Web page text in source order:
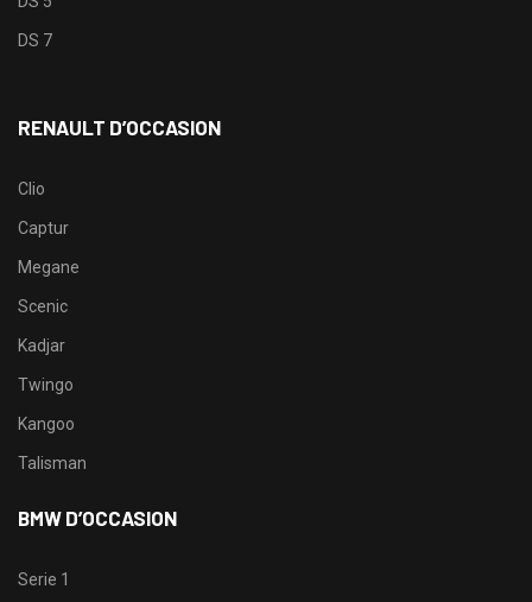
DS 7
RENAULT D’OCCASION
Clio
Captur
Megane
Scenic
Kadjar
Twingo
Kangoo
Talisman
BMW D’OCCASION
Serie 1